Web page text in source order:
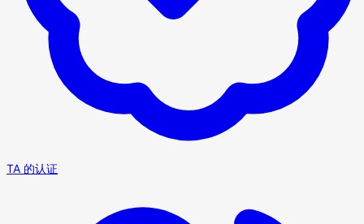
TA 的认证